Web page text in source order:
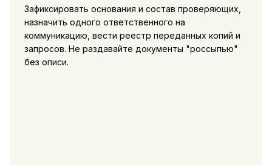
Зафиксировать основания и состав проверяющих,
назначить одного ответственного на
коммуникацию, вести реестр переданных копий и
запросов. Не раздавайте документы "россыпью"
без описи.